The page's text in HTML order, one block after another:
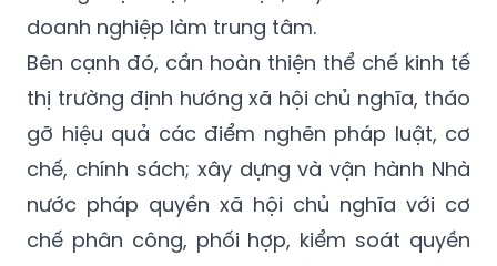
doanh nghiệp làm trung tâm.
Bên cạnh đó, cần hoàn thiện thể chế kinh tế
thị trường định hướng xã hội chủ nghĩa, tháo
gỡ hiệu quả các điểm nghẽn pháp luật, cơ
chế, chính sách; xây dựng và vận hành Nhà
nước pháp quyền xã hội chủ nghĩa với cơ
chế phân công, phối hợp, kiểm soát quyền